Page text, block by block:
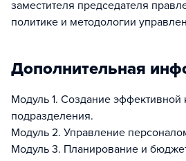
заместителя председателя
политике и методологии
Дополнительная
Модуль 1. Создание эффективной
подразделения.
Модуль 2. Управление
Модуль 3. Планирование и